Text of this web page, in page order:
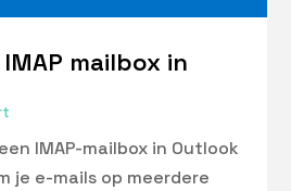
mailbox in
IMAP-mailbox in Outlook
je e-mails op meerdere